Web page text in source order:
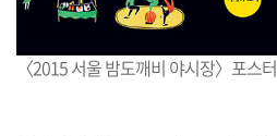
〈2015 서울 밤도깨비 야시장〉포스터